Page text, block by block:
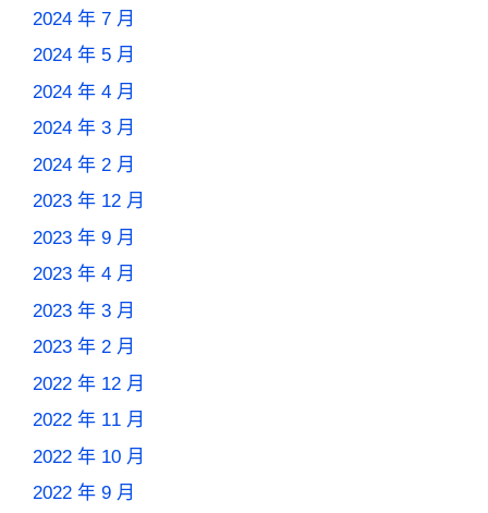
2024 年 7 月
2024 年 5 月
2024 年 4 月
2024 年 3 月
2024 年 2 月
2023 年 12 月
2023 年 9 月
2023 年 4 月
2023 年 3 月
2023 年 2 月
2022 年 12 月
2022 年 11 月
2022 年 10 月
2022 年 9 月